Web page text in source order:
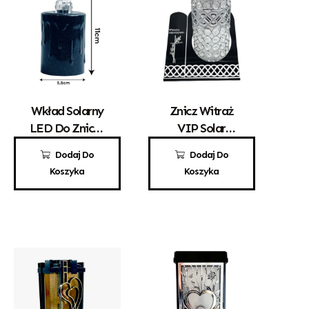
Dodaj Do
Koszyka
Wkład Solarny
LED Do Zniczy
15,00 zł
Dodaj Do
Koszyka
Znicz Witraż
VIP Solar
190,00zł